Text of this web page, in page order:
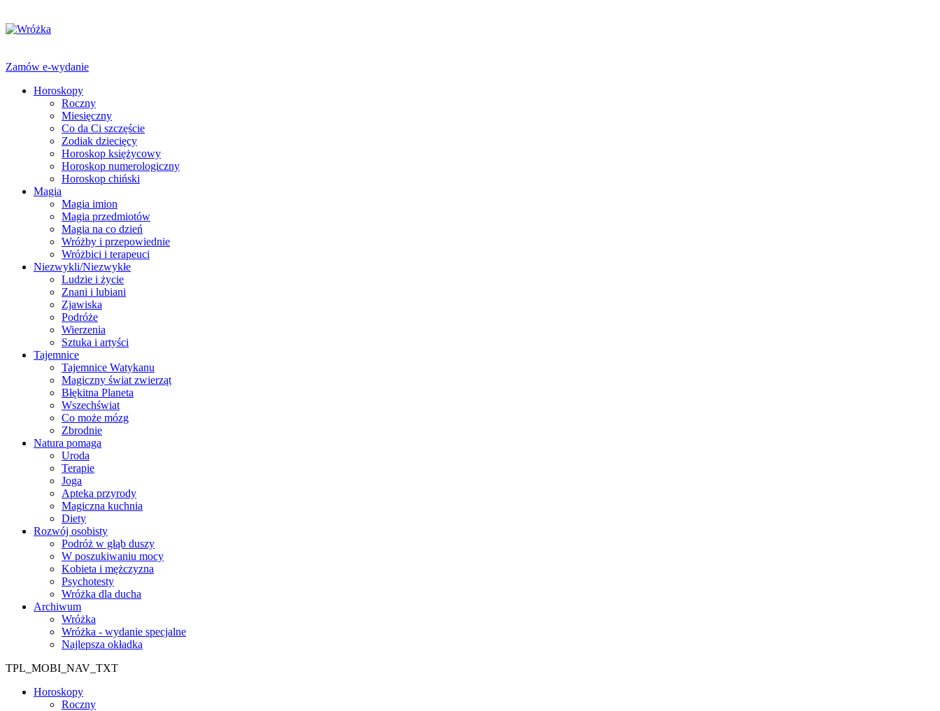
Zamów e-wydanie
Horoskopy
Roczny
Miesięczny
Co da Ci szczęście
Zodiak dziecięcy
Horoskop księżycowy
Horoskop numerologiczny
Horoskop chiński
Magia
Magia imion
Magia przedmiotów
Magia na co dzień
Wróżby i przepowiednie
Wróżbici i terapeuci
Niezwykli/Niezwykłe
Ludzie i życie
Znani i lubiani
Zjawiska
Podróże
Wierzenia
Sztuka i artyści
Tajemnice
Tajemnice Watykanu
Magiczny świat zwierząt
Błękitna Planeta
Wszechświat
Co może mózg
Zbrodnie
Natura pomaga
Uroda
Terapie
Joga
Apteka przyrody
Magiczna kuchnia
Diety
Rozwój osobisty
Podróż w głąb duszy
W poszukiwaniu mocy
Kobieta i mężczyzna
Psychotesty
Wróżka dla ducha
Archiwum
Wróżka
Wróżka - wydanie specjalne
Najlepsza okładka
TPL_MOBI_NAV_TXT
Horoskopy
Roczny